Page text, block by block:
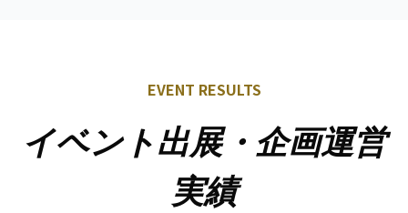
EVENT RESULTS
イベント出展・企画運営
実績